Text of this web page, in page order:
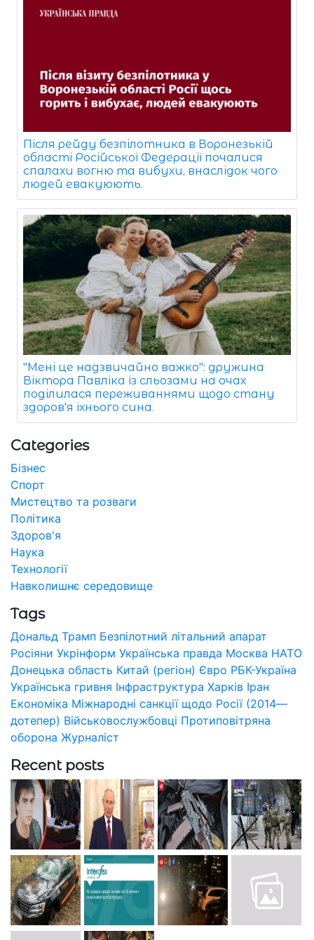
Після рейду безпілотника в Воронезькій
області Російської Федерації почалися
спалахи вогню та вибухи, внаслідок чого
людей евакуюють.
"Мені це надзвичайно важко": дружина
Віктора Павліка із сльозами на очах
поділилася переживаннями щодо стану
здоров'я їхнього сина.
Categories
Бізнес
Спорт
Мистецтво та розваги
Політика
Здоров'я
Наука
Технології
Навколишнє середовище
Tags
Дональд Трамп Безпілотний літальний апарат
Росіяни Укрінформ Українська правда Москва НАТО
Донецька область Китай (регіон) Євро РБК-Україна
Українська гривня Інфраструктура Харків Іран
Економіка Міжнародні санкції щодо Росії (2014—
дотепер) Військовослужбовці Протиповітряна
оборона Журналіст
Recent posts